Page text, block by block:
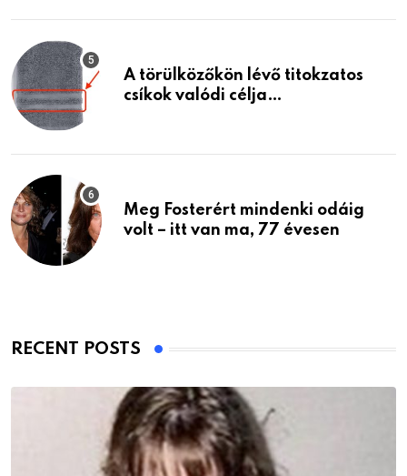
A törülközőkön lévő titokzatos
csíkok valódi célja…
Meg Fosterért mindenki odáig
volt – itt van ma, 77 évesen
RECENT POSTS